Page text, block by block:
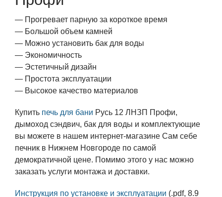
— Прогревает парную за короткое время
— Большой объем камней
— Можно установить бак для воды
— Экономичность
— Эстетичный дизайн
— Простота эксплуатации
— Высокое качество материалов
Купить печь для бани Русь 12 ЛНЗП Профи,
дымоход сэндвич, бак для воды и комплектующие
вы можете в нашем интернет-магазине Сам себе
печник в Нижнем Новгороде по самой
демократичной цене. Помимо этого у нас можно
заказать услуги монтажа и доставки.
Инструкция по установке и эксплуатации (.pdf, 8.9